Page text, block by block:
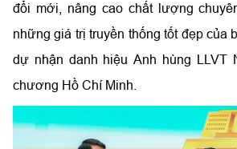
đổi mới, nâng cao chất lượng
những giá trị truyền thống tốt đẹp của
dự nhận danh hiệu Anh hùng LLVT
chương Hồ Chí Minh.